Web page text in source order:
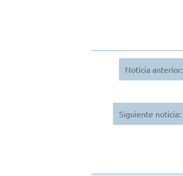
Navegación
entradas
Noticia anterior:
Siguiente noticia: